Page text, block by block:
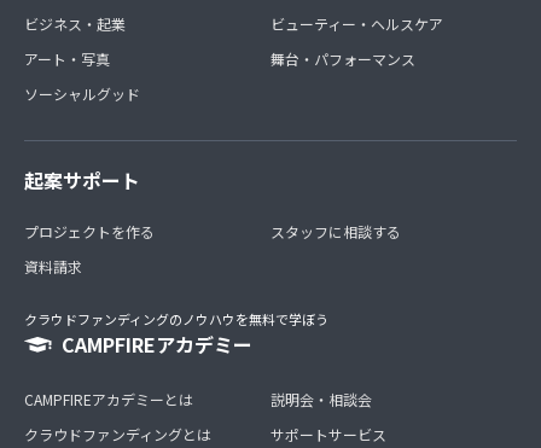
ビジネス・起業
アート・写真
ソーシャルグッド
ビューティー・ヘルスケア
舞台・パフォーマンス
起案サポート
プロジェクトを作る
資料請求
スタッフに相談する
クラウドファンディングのノウハウを無料で学ぼう
CAMPFIREアカデミー
CAMPFIREアカデミーとは
クラウドファンディングとは
説明会・相談会
サポートサービス